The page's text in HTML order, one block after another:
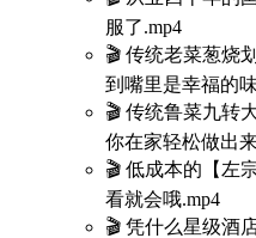
服了.mp4
🎬 传统老菜葱烧
到嘴里是幸福的
🎬 传统鲁菜九转
你在家轻松做出
🎬 低成本的【左
看就会哦.mp4
🎬 凭什么星级酒